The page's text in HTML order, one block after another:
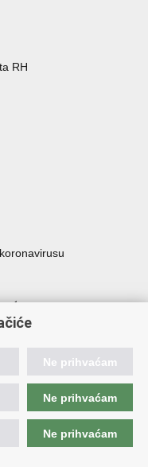
RH
kriminaliteta
Ne prihvaćam
Ne prihvaćam
Ne prihvaćam